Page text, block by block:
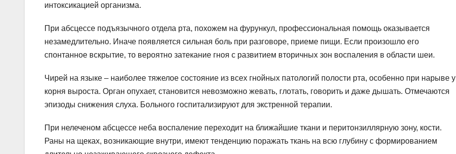
интоксикацией организма.
При абсцессе подъязычного отдела рта, похожем на фурункул, профессиональная помощь оказывается
незамедлительно. Иначе появляется сильная боль при разговоре, приеме пищи. Если произошло его
спонтанное вскрытие, то вероятно затекание гноя с развитием вторичных зон воспаления в области шеи.
Чирей на языке – наиболее тяжелое состояние из всех гнойных патологий полости рта, особенно при нарыве у
корня выроста. Орган опухает, становится невозможно жевать, глотать, говорить и даже дышать. Отмечаются
эпизоды снижения слуха. Больного госпитализируют для экстренной терапии.
При нелеченом абсцессе неба воспаление переходит на ближайшие ткани и перитонзиллярную зону, кости.
Раны на щеках, возникающие внутри, имеют тенденцию поражать ткань на всю глубину с формированием